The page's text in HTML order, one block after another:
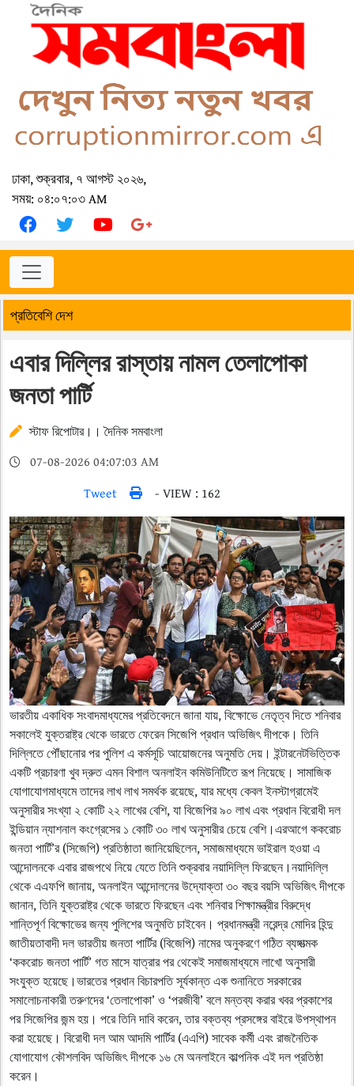
ঢাকা, শুক্রবার, ৭ আগস্ট ২০২৬,
সময়: ০৪:০৭:০৩ AM
প্রতিবেশি দেশ
এবার দিল্লির রাস্তায় নামল তেলাপোকা
জনতা পার্টি
স্টাফ রিপোটার।। দৈনিক সমবাংলা
07-08-2026 04:07:03 AM
Tweet
- VIEW : 162
ভারতীয় একাধিক সংবাদমাধ্যমের প্রতিবেদনে জানা যায়, বিক্ষোভে নেতৃত্ব দিতে শনিবার
সকালেই যুক্তরাষ্ট্র থেকে ভারতে ফেরেন সিজেপি প্রধান অভিজিৎ দীপকে। তিনি
দিল্লিতে পৌঁছানোর পর পুলিশ এ কর্মসূচি আয়োজনের অনুমতি দেয়। ইন্টারনেটভিত্তিক
একটি প্রচারণা খুব দ্রুত এমন বিশাল অনলাইন কমিউনিটিতে রূপ নিয়েছে। সামাজিক
যোগাযোগমাধ্যমে তাদের লাখ লাখ সমর্থক রয়েছে, যার মধ্যে কেবল ইনস্টাগ্রামেই
অনুসারীর সংখ্যা ২ কোটি ২২ লাখের বেশি, যা বিজেপির ৯০ লাখ এবং প্রধান বিরোধী দল
ইন্ডিয়ান ন্যাশনাল কংগ্রেসের ১ কোটি ৩০ লাখ অনুসারীর চেয়ে বেশি।এরআগে ককরোচ
জনতা পার্টি’র (সিজেপি) প্রতিষ্ঠাতা জানিয়েছিলেন, সমাজমাধ্যমে ভাইরাল হওয়া এ
আন্দোলনকে এবার রাজপথে নিয়ে যেতে তিনি শুক্রবার নয়াদিল্লি ফিরছেন।নয়াদিল্লি
থেকে এএফপি জানায়, অনলাইন আন্দোলনের উদ্যোক্তা ৩০ বছর বয়সি অভিজিৎ দীপকে
জানান, তিনি যুক্তরাষ্ট্র থেকে ভারতে ফিরছেন এবং শনিবার শিক্ষামন্ত্রীর বিরুদ্ধে
শান্তিপূর্ণ বিক্ষোভের জন্য পুলিশের অনুমতি চাইবেন। প্রধানমন্ত্রী নরেন্দ্র মোদির হিন্দু
জাতীয়তাবাদী দল ভারতীয় জনতা পার্টির (বিজেপি) নামের অনুকরণে গঠিত ব্যঙ্গাত্মক
‘ককরোচ জনতা পার্টি’ গত মাসে যাত্রার পর থেকেই সমাজমাধ্যমে লাখো অনুসারী
সংযুক্ত হয়েছে।ভারতের প্রধান বিচারপতি সূর্যকান্ত এক শুনানিতে সরকারের
সমালোচনাকারী তরুণদের ‘তেলাপোকা’ ও ‘পরজীবী’ বলে মন্তব্য করার খবর প্রকাশের
পর সিজেপির জন্ম হয়। পরে তিনি দাবি করেন, তার বক্তব্য প্রসঙ্গের বাইরে উপস্থাপন
করা হয়েছে। বিরোধী দল আম আদমি পার্টির (এএপি) সাবেক কর্মী এবং রাজনৈতিক
যোগাযোগ কৌশলবিদ অভিজিৎ দীপকে ১৬ মে অনলাইনে কাল্পনিক এই দল প্রতিষ্ঠা
করেন।